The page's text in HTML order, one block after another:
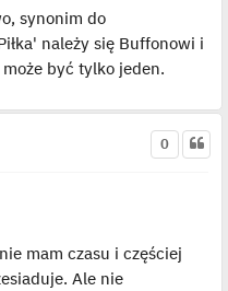
synonim do
należy się Buffonowi i
być tylko jeden.
0
mam czasu i częściej
Ale nie